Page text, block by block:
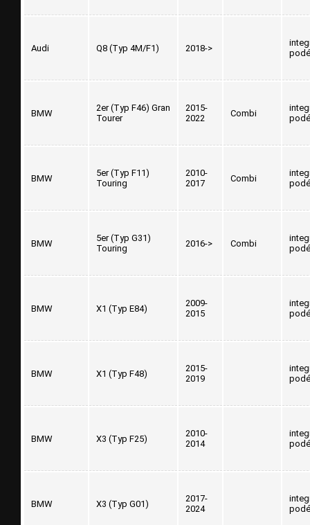
Audi Q8 (Typ 4M/F1) 2018->
BMW
2er (Typ F46) Gran
Tourer
2015-
2022
Combi
BMW
5er (Typ F11)
Touring
2010-
2017
Combi
BMW
5er (Typ G31)
Touring
2016-> Combi
BMW X1 (Typ E84)
2009-
2015
BMW X1 (Typ F48)
2015-
2019
BMW X3 (Typ F25)
2010-
2014
BMW X3 (Typ G01)
2017-
2024